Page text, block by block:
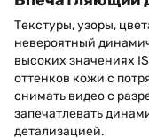
Текстуры, узоры,
невероятный
высоких значениях
оттенков кожи с
снимать видео с
запечатлевать
детализацией.